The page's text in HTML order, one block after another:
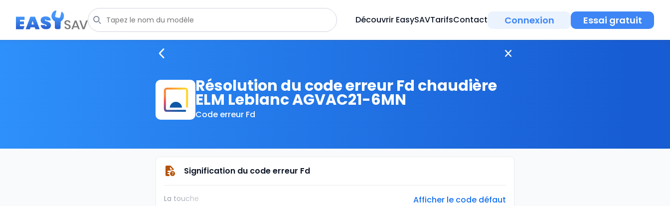
Découvrir EasySAVTarifsContact Connexion Essai gratuit
Résolution du code erreur Fd chaudière
ELM Leblanc AGVAC21-6MN
Code erreur Fd
Signification du code erreur Fd
La touche Afficher le code défaut